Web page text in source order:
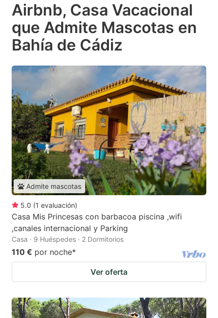
Airbnb, Casa Vacacional
que Admite Mascotas en
Bahía de Cádiz
Admite mascotas
5.0 (1 evaluación)
Casa Mis Princesas con barbacoa piscina ,wifi
,canales internacional y Parking
Casa · 9 Huéspedes · 2 Dormitorios
110 € por noche*
Ver oferta